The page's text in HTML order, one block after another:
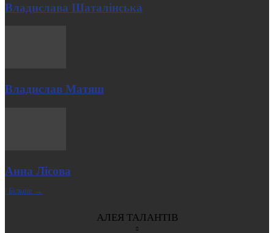
Владислава Шаталінська
Владислав Матяш
Анна Лісова
| Більше →
АЛЕЯ ТАЛАНТІВ